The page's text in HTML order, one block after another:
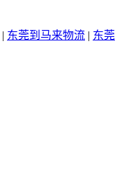
| 东莞到马来物流 | 东莞